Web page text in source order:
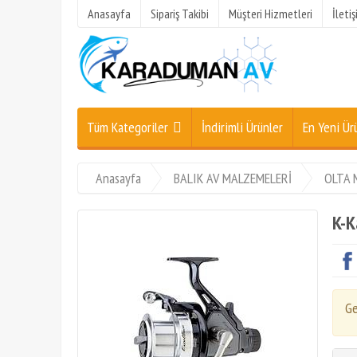
Anasayfa Sipariş Takibi Müşteri Hizmetleri
Tüm Kategoriler İndirimli Ürünler En Yeni
Anasayfa BALIK AV MALZEMELERİ OLTA
K-